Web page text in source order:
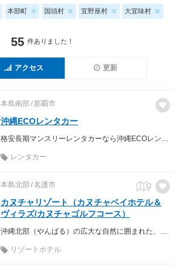
本部町 国頭村 宜野座村 大宜味村
55 件ありました！
アクセス 更新
本島南部 那覇市
沖縄ECOレンタカー
レンタカー
本島北部 名護市
カヌチャリゾート（カヌチャベイホテル＆
ヴィラズ/カヌチャゴルフコース）
リゾートホテル